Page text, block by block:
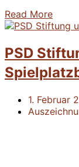
Read More
PSD
1. Februar